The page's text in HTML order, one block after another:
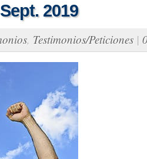
2019
, Testimonios/Peticiones |